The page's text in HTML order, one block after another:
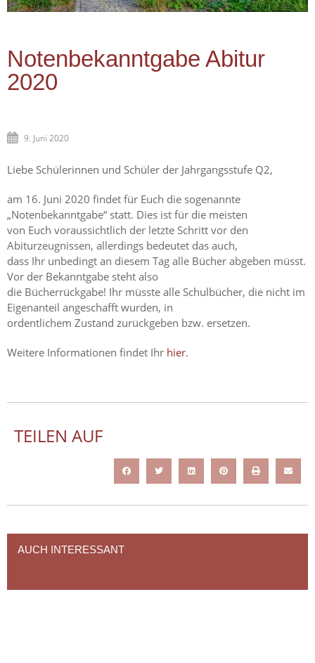
Notenbekanntgabe Abitur
2020
9. Juni 2020
Liebe Schülerinnen und Schüler der Jahrgangsstufe Q2,
am 16. Juni 2020 findet für Euch die sogenannte
„Notenbekanntgabe“ statt. Dies ist für die meisten
von Euch voraussichtlich der letzte Schritt vor den
Abiturzeugnissen, allerdings bedeutet das auch,
dass Ihr unbedingt an diesem Tag alle Bücher abgeben müsst.
Vor der Bekanntgabe steht also
die Bücherrückgabe! Ihr müsste alle Schulbücher, die nicht im
Eigenanteil angeschafft wurden, in
ordentlichem Zustand zurückgeben bzw. ersetzen.
Weitere Informationen findet Ihr hier.
TEILEN AUF
AUCH INTERESSANT